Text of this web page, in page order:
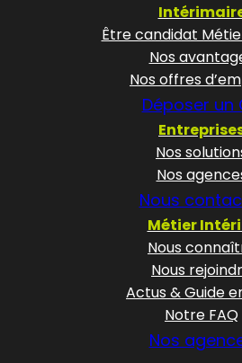
Être candidat
Nos
Nos offres
Déposer un
Nos
Nos
Nous
Métier
Nous
Nous
Actus & Guide
Notre FAQ
Nos